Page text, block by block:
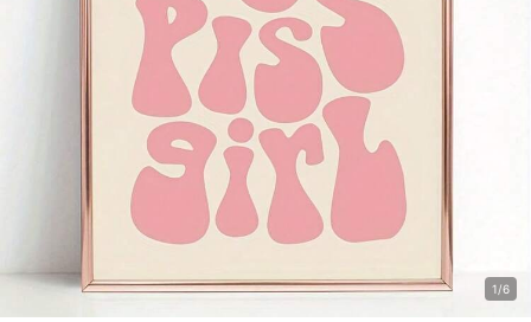
1/6